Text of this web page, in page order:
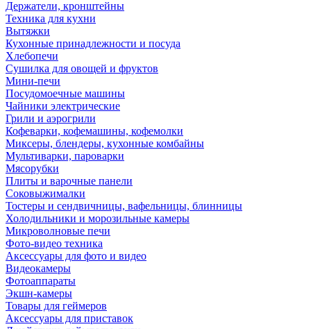
Держатели, кронштейны
Техника для кухни
Вытяжки
Кухонные принадлежности и посуда
Хлебопечи
Сушилка для овощей и фруктов
Мини-печи
Посудомоечные машины
Чайники электрические
Грили и аэрогрили
Кофеварки, кофемашины, кофемолки
Миксеры, блендеры, кухонные комбайны
Мультиварки, пароварки
Мясорубки
Плиты и варочные панели
Соковыжималки
Тостеры и сендвичницы, вафельницы, блинницы
Холодильники и морозильные камеры
Микроволновые печи
Фото-видео техника
Аксессуары для фото и видео
Видеокамеры
Фотоаппараты
Экшн-камеры
Товары для геймеров
Аксессуары для приставок